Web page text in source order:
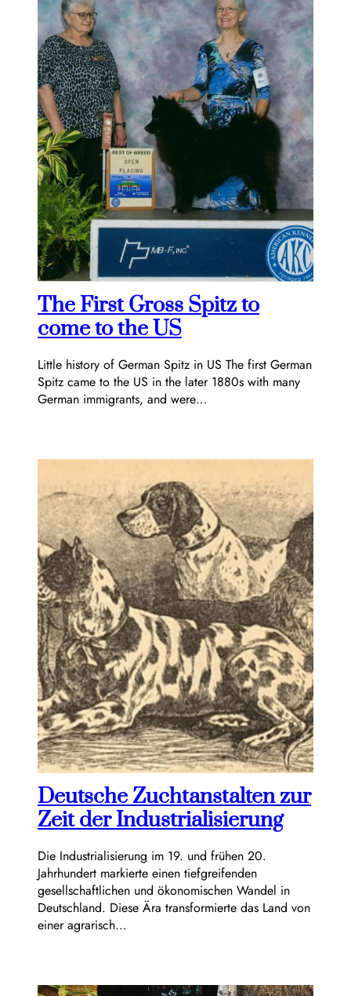
The First Gross Spitz to
come to the US
Little history of German Spitz in US The first German
Spitz came to the US in the later 1880s with many
German immigrants, and were…
Deutsche Zuchtanstalten zur
Zeit der Industrialisierung
Die Industrialisierung im 19. und frühen 20.
Jahrhundert markierte einen tiefgreifenden
gesellschaftlichen und ökonomischen Wandel in
Deutschland. Diese Ära transformierte das Land von
einer agrarisch…